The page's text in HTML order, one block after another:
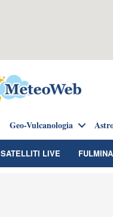
Geo-Vulcanologia
SATELLITI LIVE